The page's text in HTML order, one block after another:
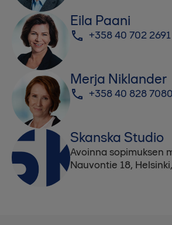
Eila Paani
+358 40 702 2691
Merja Niklander
+358 40 828 7080
Skanska Studio
Avoinna sopimuksen
Nauvontie 18,